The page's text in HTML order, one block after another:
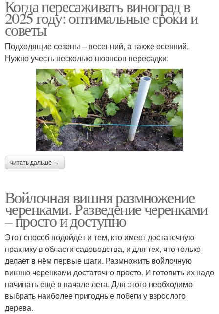
Когда пересаживать виноград в
2025 году: оптимальные сроки и
советы
Подходящие сезоны – весенний, а также осенний.
Нужно учесть несколько нюансов пересадки:
читать дальше →
Войлочная вишня размножение
черенками. Разведение черенками
– просто и доступно
Этот способ подойдёт и тем, кто имеет достаточную
практику в области садоводства, и для тех, что только
делает в нём первые шаги. Размножить войлочную
вишню черенками достаточно просто. И готовить их надо
начинать ещё в начале лета. Для этого необходимо
выбрать наиболее пригодные побеги у взрослого
дерева.